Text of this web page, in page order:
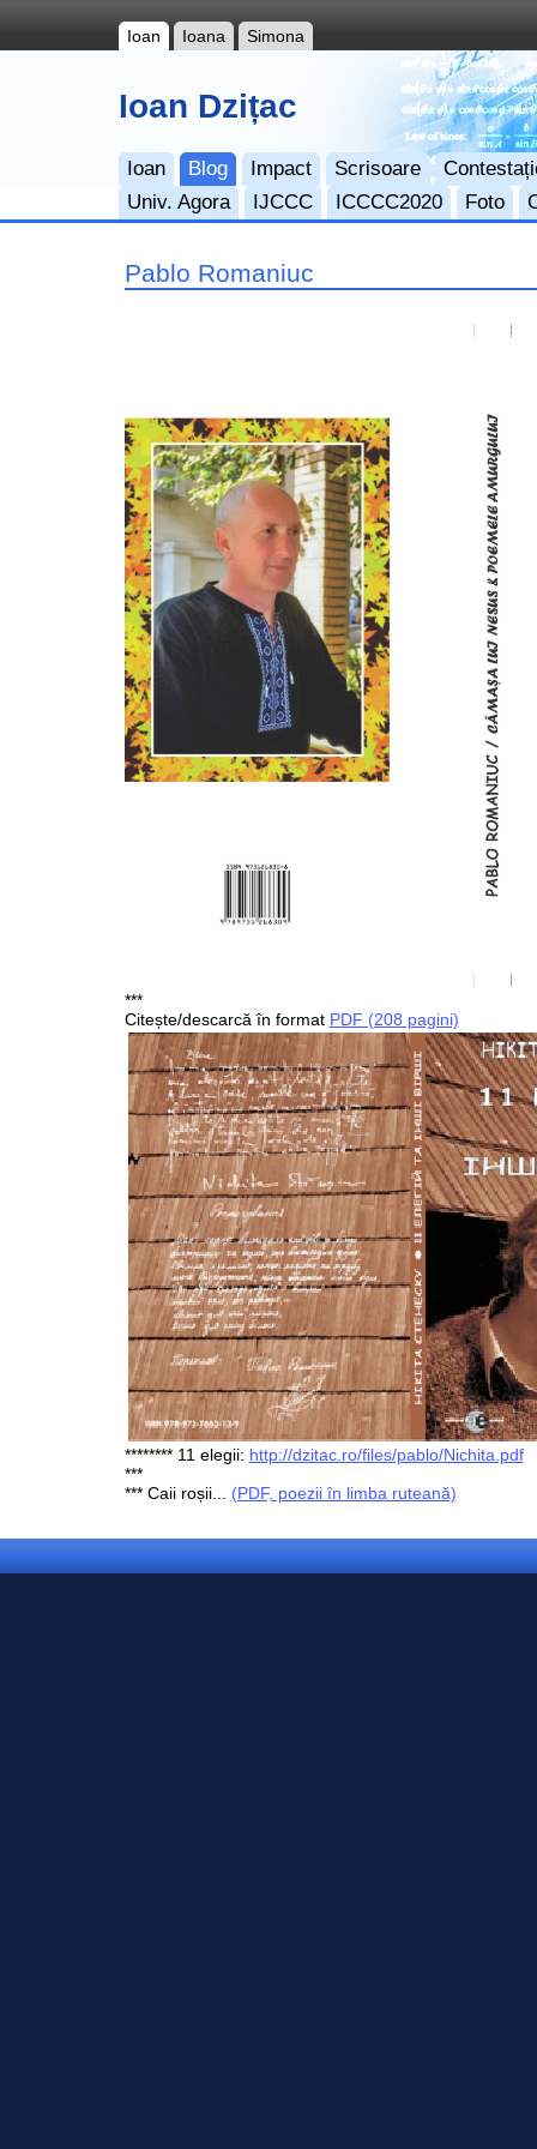
Ioan Ioana Simona
Ioan Dzițac
Ioan Blog Impact Scrisoare
Univ. Agora
IJCCC ICCCC2020 Foto
Pablo Romaniuc
***
Citește/descarcă în format PDF (208 pagini)
******** 11 elegii: http://dzitac.ro/files/pablo/Nichita.pdf
***
*** Caii roșii... (PDF, poezii în limba ruteană)